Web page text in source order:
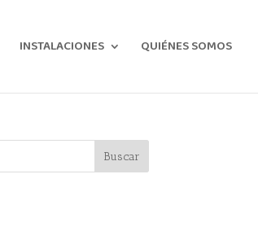
INSTALACIONES QUIÉNES SOMOS
Buscar